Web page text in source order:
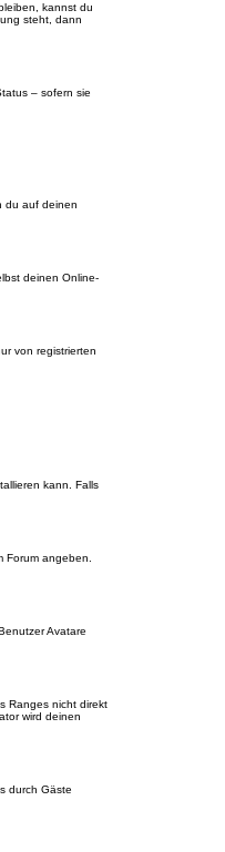
kannst du
steht, dann
– sofern sie
du auf deinen
deinen Online-
von registrierten
kann. Falls
angeben.
Avatare
Ranges nicht direkt
wird deinen
durch Gäste